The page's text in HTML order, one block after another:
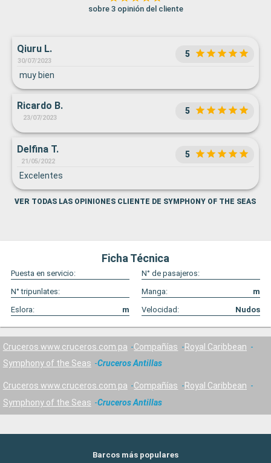
sobre 3 opinión del cliente
Qiuru L.
30/07/2023
5
muy bien
Ricardo B.
23/07/2023
5
Delfina T.
21/05/2022
5
Excelentes
VER TODAS LAS OPINIONES CLIENTE DE SYMPHONY OF THE SEAS
Ficha Técnica
Puesta en servicio:
N° de pasajeros:
N° tripunlates:
Manga:
m
Eslora:
m Velocidad: Nudos
Cruceros www.cruceros.com.pa Compañías
Royal Caribbean
Symphony of the Seas
Cruceros Antillas
Cruceros www.cruceros.com.pa Compañías
Royal Caribbean
Symphony of the Seas
Cruceros Antillas
Barcos más populares